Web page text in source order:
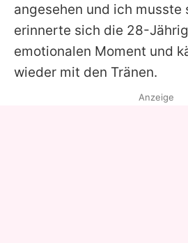
angesehen und ich musste
erinnerte sich die 28-
emotionalen Moment und
wieder mit den Tränen.
Anzeige